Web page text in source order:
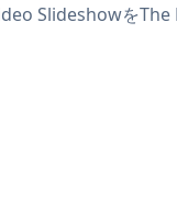
Slideshowを